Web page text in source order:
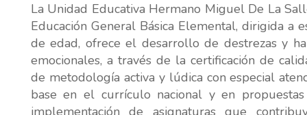
La Unidad Educativa Hermano Miguel De La
Educación General Básica Elemental, dirigida a
de edad, ofrece el desarrollo de destrezas y
emocionales, a través de la certificación de
de metodología activa y lúdica con especial
base en el currículo nacional y en